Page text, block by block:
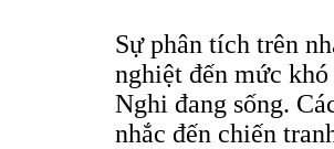
Sự phân tích trên
nghiệt đến mức
Nghi đang sống.
nhắc đến chiến